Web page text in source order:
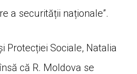
a securității naționale”.
Protecției Sociale, Natalia
că R. Moldova se